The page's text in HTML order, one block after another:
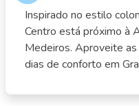
Inspirado no estilo
Centro está próximo à
Medeiros. Aproveite
dias de conforto em